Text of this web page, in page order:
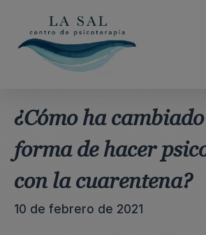
¿Cómo ha
forma de hacer
con la cuarentena?
10 de febrero de 2021